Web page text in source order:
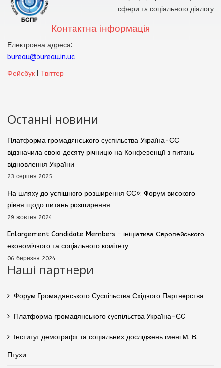
сфери та соціального діалогу
Контактна інформація
Електронна адреса:
bureau@bureau.in.ua
Фейсбук
Твіттер
Останні новини
Платформа громадянського суспільства Україна-ЄС
відзначила свою десяту річницю на Конференції з питань
відновлення України
23 серпня 2025
На шляху до успішного розширення ЄС»: Форум високого
рівня щодо питань розширення
29 жовтня 2024
Enlargement Candidate Members – ініціатива Європейського
економічного та соціального комітету
06 березня 2024
Наші партнери
Форум Громадянського Суспільства Східного Партнерства
Платформа громадянського суспільства Україна-ЄС
Інститут демографії та соціальних досліджень імені М. В.
Птухи